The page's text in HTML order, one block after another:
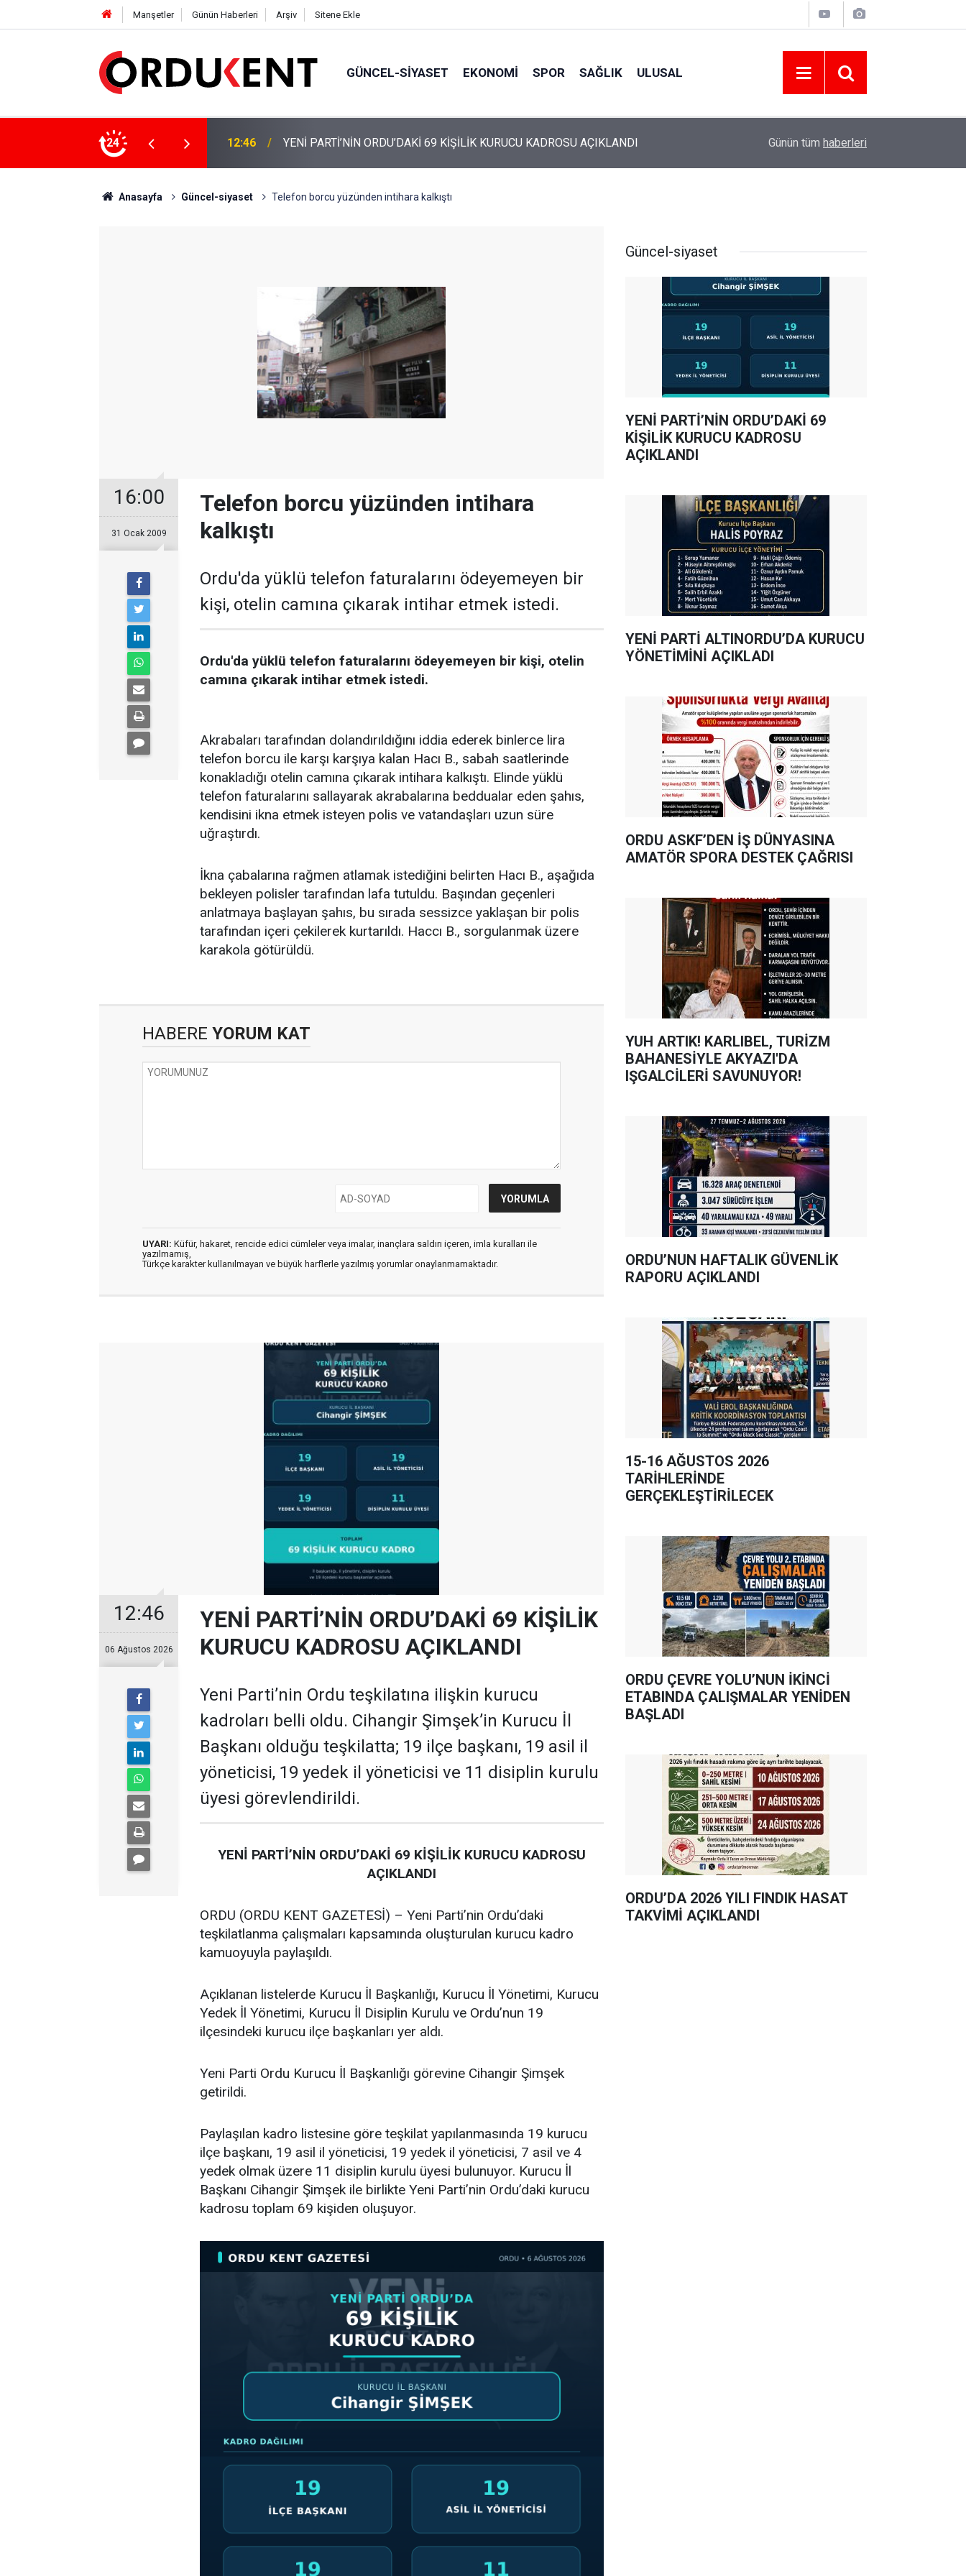
Manşetler Günün Haberleri Arşiv Sitene Ekle
GÜNCEL-SIYASET EKONOMI SPOR SAĞLIK ULUSAL
24
KURUCU KADROSU AÇIKLANDI 12:22 YENİ PARTİ ALTINORDU’DA KURUCU YÖNETİMİNİ AÇIKLADI ORDU ASKF’DEN İŞ DÜNYASINA AMATÖR
Günün tüm haberleri
Anasayfa Güncel-siyaset Telefon borcu yüzünden intihara kalkıştı
16:00
31 Ocak 2009
Telefon borcu yüzünden intihara
kalkıştı
Ordu'da yüklü telefon faturalarını ödeyemeyen bir
kişi, otelin camına çıkarak intihar etmek istedi.
Ordu'da yüklü telefon faturalarını ödeyemeyen bir kişi, otelin
camına çıkarak intihar etmek istedi.
Akrabaları tarafından dolandırıldığını iddia ederek binlerce lira
telefon borcu ile karşı karşıya kalan Hacı B., sabah saatlerinde
konakladığı otelin camına çıkarak intihara kalkıştı. Elinde yüklü
telefon faturalarını sallayarak akrabalarına beddualar eden şahıs,
kendisini ikna etmek isteyen polis ve vatandaşları uzun süre
uğraştırdı.
İkna çabalarına rağmen atlamak istediğini belirten Hacı B., aşağıda
bekleyen polisler tarafından lafa tutuldu. Başından geçenleri
anlatmaya başlayan şahıs, bu sırada sessizce yaklaşan bir polis
tarafından içeri çekilerek kurtarıldı. Haccı B., sorgulanmak üzere
karakola götürüldü.
HABERE YORUM KAT
UYARI: Küfür, hakaret, rencide edici cümleler veya imalar, inançlara saldırı içeren, imla kuralları ile
yazılmamış,
Türkçe karakter kullanılmayan ve büyük harflerle yazılmış yorumlar onaylanmamaktadır.
12:46
06 Ağustos 2026
YENİ PARTİ’NİN ORDU’DAKİ 69 KİŞİLİK
KURUCU KADROSU AÇIKLANDI
Yeni Parti’nin Ordu teşkilatına ilişkin kurucu
kadroları belli oldu. Cihangir Şimşek’in Kurucu İl
Başkanı olduğu teşkilatta; 19 ilçe başkanı, 19 asil il
yöneticisi, 19 yedek il yöneticisi ve 11 disiplin kurulu
üyesi görevlendirildi.
YENİ PARTİ’NİN ORDU’DAKİ 69 KİŞİLİK KURUCU KADROSU
AÇIKLANDI
ORDU (ORDU KENT GAZETESİ) – Yeni Parti’nin Ordu’daki
teşkilatlanma çalışmaları kapsamında oluşturulan kurucu kadro
kamuoyuyla paylaşıldı.
Açıklanan listelerde Kurucu İl Başkanlığı, Kurucu İl Yönetimi, Kurucu
Yedek İl Yönetimi, Kurucu İl Disiplin Kurulu ve Ordu’nun 19
ilçesindeki kurucu ilçe başkanları yer aldı.
Yeni Parti Ordu Kurucu İl Başkanlığı görevine Cihangir Şimşek
getirildi.
Paylaşılan kadro listesine göre teşkilat yapılanmasında 19 kurucu
ilçe başkanı, 19 asil il yöneticisi, 19 yedek il yöneticisi, 7 asil ve 4
yedek olmak üzere 11 disiplin kurulu üyesi bulunuyor. Kurucu İl
Başkanı Cihangir Şimşek ile birlikte Yeni Parti’nin Ordu’daki kurucu
kadrosu toplam 69 kişiden oluşuyor.
Güncel-siyaset
YENİ PARTİ’NİN ORDU’DAKİ 69
KİŞİLİK KURUCU KADROSU
AÇIKLANDI
YENİ PARTİ ALTINORDU’DA KURUCU
YÖNETİMİNİ AÇIKLADI
ORDU ASKF’DEN İŞ DÜNYASINA
AMATÖR SPORA DESTEK ÇAĞRISI
YUH ARTIK! KARLIBEL, TURİZM
BAHANESİYLE AKYAZI'DA
IŞGALCİLERİ SAVUNUYOR!
ORDU’NUN HAFTALIK GÜVENLİK
RAPORU AÇIKLANDI
15-16 AĞUSTOS 2026
TARİHLERİNDE
GERÇEKLEŞTİRİLECEK
ORDU ÇEVRE YOLU’NUN İKİNCİ
ETABINDA ÇALIŞMALAR YENİDEN
BAŞLADI
ORDU’DA 2026 YILI FINDIK HASAT
TAKVİMİ AÇIKLANDI